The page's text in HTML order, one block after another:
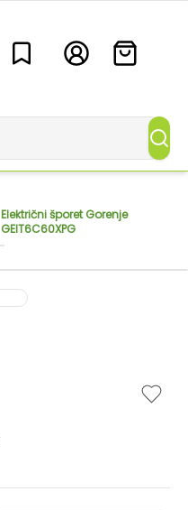
Električni šporet Gorenje
GEIT6C60XPG